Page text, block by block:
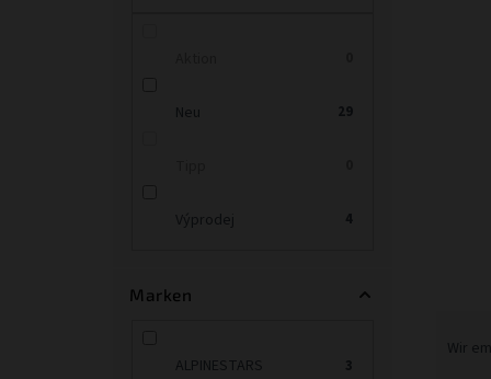
Neu 29
Výprodej 4
Marken
ALPINESTARS 3
Wir